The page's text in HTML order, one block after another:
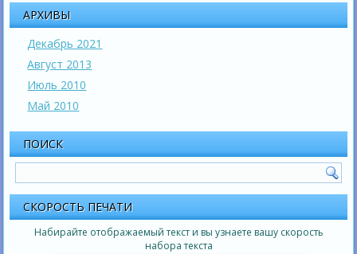
АРХИВЫ
Декабрь 2021
Август 2013
Июль 2010
Май 2010
ПОИСК
СКОРОСТЬ ПЕЧАТИ
Набирайте отображаемый текст и вы узнаете вашу скорость
набора текста